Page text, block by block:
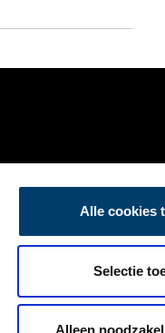
Alle cookies
Selectie
Alleen